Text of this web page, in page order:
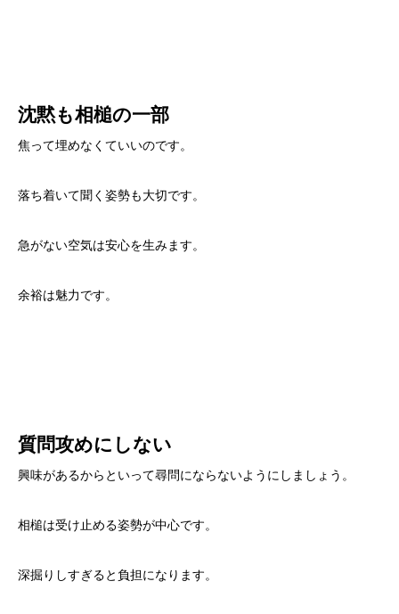
沈黙も相槌の一部
焦って埋めなくていいのです。
落ち着いて聞く姿勢も大切です。
急がない空気は安心を生みます。
余裕は魅力です。
質問攻めにしない
興味があるからといって尋問にならないようにしましょう。
相槌は受け止める姿勢が中心です。
深掘りしすぎると負担になります。